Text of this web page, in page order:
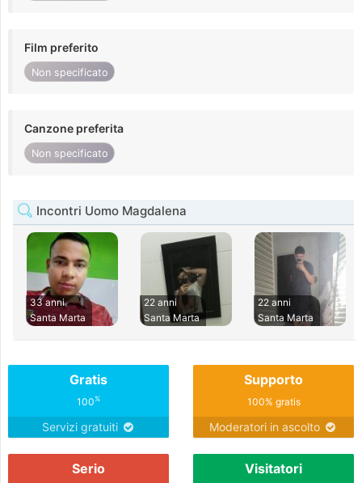
Film preferito
Non specificato
Canzone preferita
Non specificato
Incontri Uomo Magdalena
33 anni
Santa Marta
22 anni
Santa Marta
22 anni
Santa Marta
Gratis
100%
Servizi gratuiti
Supporto
100% gratis
Moderatori in ascolto
Serio Visitatori